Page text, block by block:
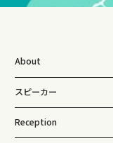
About
スピーカー
Reception